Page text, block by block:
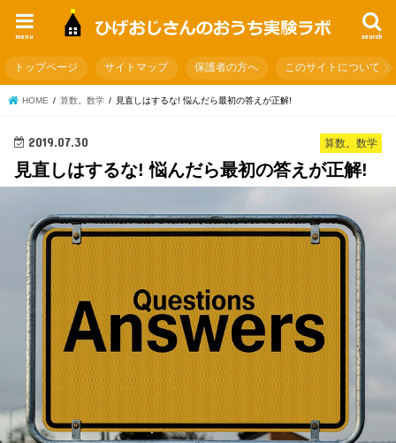
search
menu
トップページ サイトマップ 保護者の方へ このサイトについて
HOME 算数。数学 見直しはするな! 悩んだら最初の答えが正解!
算数。数学
2019.07.30
見直しはするな! 悩んだら最初の答えが正解!